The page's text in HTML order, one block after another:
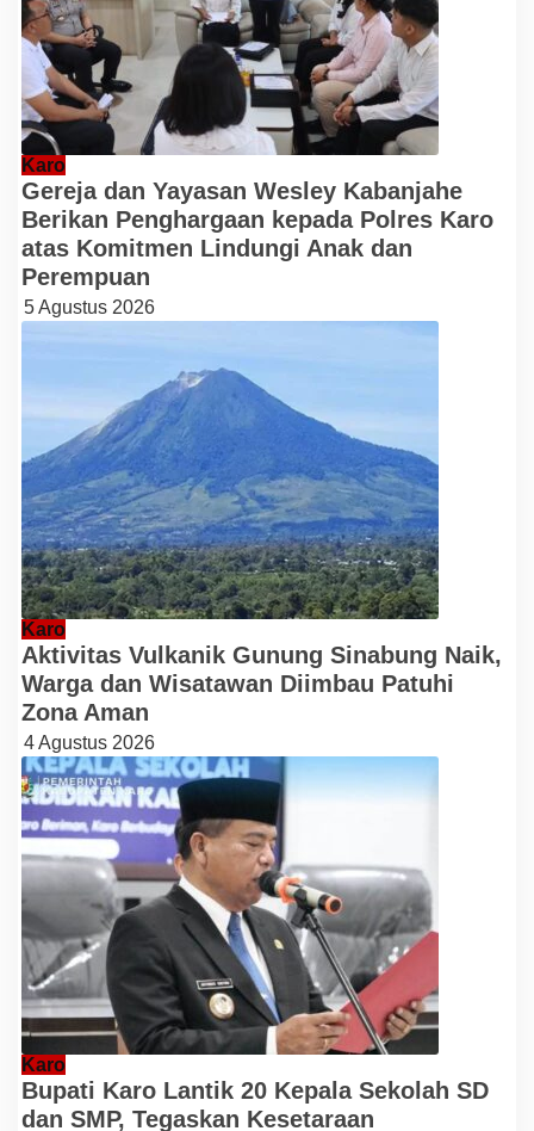
Karo
Gereja dan Yayasan Wesley Kabanjahe
Berikan Penghargaan kepada Polres Karo
atas Komitmen Lindungi Anak dan
Perempuan
5 Agustus 2026
Karo
Aktivitas Vulkanik Gunung Sinabung Naik,
Warga dan Wisatawan Diimbau Patuhi
Zona Aman
4 Agustus 2026
Karo
Bupati Karo Lantik 20 Kepala Sekolah SD
dan SMP, Tegaskan Kesetaraan